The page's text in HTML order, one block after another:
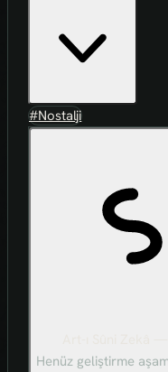
#Nostalji
Henüz geliştirme